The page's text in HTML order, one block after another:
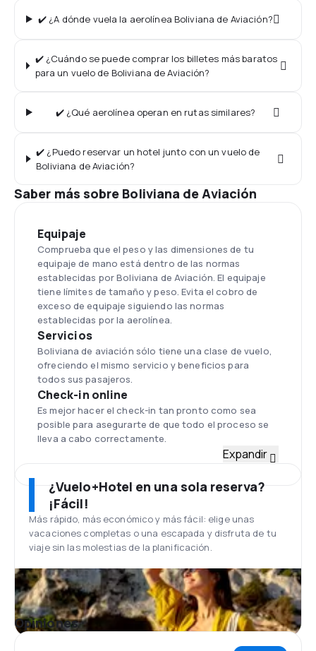
✔️ ¿A dónde vuela la aerolínea Boliviana de Aviación?
✔️ ¿Cuándo se puede comprar los billetes más baratos
para un vuelo de Boliviana de Aviación?
✔️ ¿Qué aerolínea operan en rutas similares?
✔️ ¿Puedo reservar un hotel junto con un vuelo de
Boliviana de Aviación?
Saber más sobre Boliviana de Aviación
Equipaje
Comprueba que el peso y las dimensiones de tu
equipaje de mano está dentro de las normas
establecidas por Boliviana de Aviación. El equipaje
tiene límites de tamaño y peso. Evita el cobro de
exceso de equipaje siguiendo las normas
establecidas por la aerolínea.
Servicios
Boliviana de aviación sólo tiene una clase de vuelo,
ofreciendo el mismo servicio y beneficios para
todos sus pasajeros.
Check-in online
Es mejor hacer el check-in tan pronto como sea
posible para asegurarte de que todo el proceso se
lleva a cabo correctamente.
Boeing 737-300 y dos Embraer 190.
Aeropuerto Internacional Jorge
Wilstermann
Aeropuerto Internacional Jorge Wilstermann en
Cochabamba - Bolivia . Dentro del aeropuerto, hay
Comidas
Boliviana de Aviación ofrece aperitivos y bebidas en
función a la duración del viaje.
Servicios Adicionales
Expandir
¿Vuelo+Hotel en una sola reserva?
¡Fácil!
Más rápido, más económico y más fácil: elige unas
vacaciones completas o una escapada y disfruta de tu
viaje sin las molestias de la planificación.
Opiniones